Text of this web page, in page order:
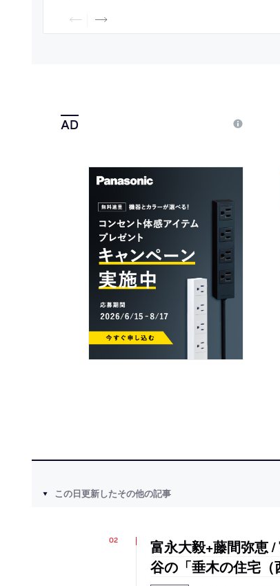
年8月に公開されたもの
この日更新したその他の記事
富永大毅+藤間弥恵
谷の「垂木の住宅